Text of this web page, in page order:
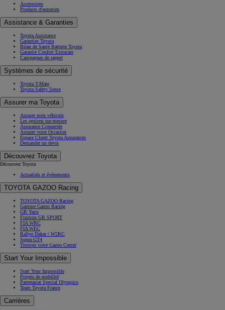
Accessoires
Produits d'entretien
Assistance & Garanties
Toyota Assistance
Garanties Toyota
Bilan de Santé Batterie Toyota
Garantie Confort Extracare
Campagnes de rappel
Systèmes de sécurité
Toyota T-Mate
Toyota Safety Sense
Assurer ma Toyota
Assurer mon véhicule
Les options sur-mesure
Assurance Connectée
Assurer votre Occasion
Espace Client Toyota Assurances
Demander un devis
Découvrez Toyota
Découvrez Toyota
Actualités et évènements
TOYOTA GAZOO Racing
TOYOTA GAZOO Racing
Gamme Gazoo Racing
GR Yaris
Finition GR SPORT
FIA WRC
FIA WEC
Rallye Dakar / W2RC
Supra GT4
Trouvez votre Gazoo Center
Start Your Impossible
Start Your Impossible
Projets de mobilité
Partenariat Special Olympics
Team Toyota France
Carrières